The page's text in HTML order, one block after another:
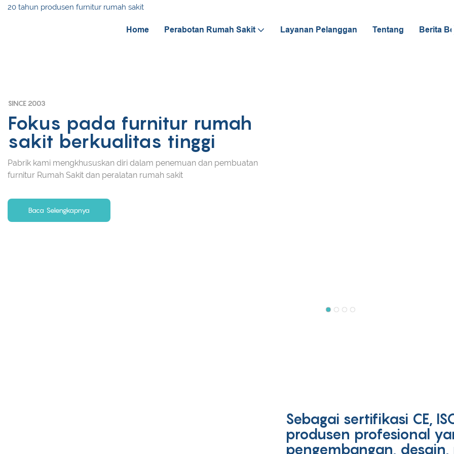
20 tahun produsen furnitur rumah sakit
Home Perabotan Rumah Sakit Layanan Pelanggan Tentang Berita
SINCE 2003
Fokus pada furnitur rumah
sakit berkualitas tinggi
Pabrik kami mengkhususkan diri dalam penemuan dan pembuatan
furnitur Rumah Sakit dan peralatan rumah sakit
Baca Selengkapnya
Sebagai sertifikasi CE,
produsen profesional
pengembangan,